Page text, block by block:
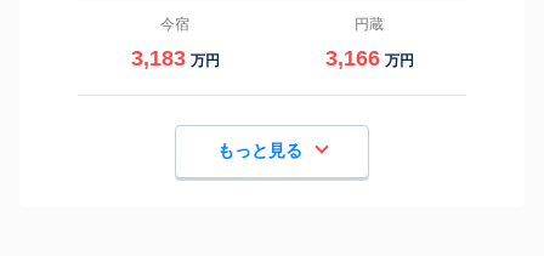
今宿
3,183 万円
円蔵
3,166 万円
もっと見る